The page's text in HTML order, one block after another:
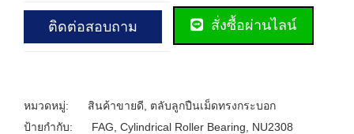
ติดต่อสอบถาม สั่งซื้อผ่านไลน์
หมวดหมู่: สินค้าขายดี
ตลับลูกปืนเม็ดทรงกระบอก
ป้ายกำกับ:
FAG Cylindrical Roller Bearing NU2308